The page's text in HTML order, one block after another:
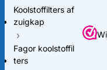
Koolstoffilters af
zuigkap
Fagor koolstoffil
ters